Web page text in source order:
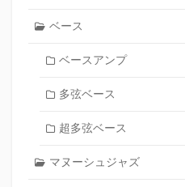
ベース
ベースアンプ
多弦ベース
超多弦ベース
マヌーシュジャズ